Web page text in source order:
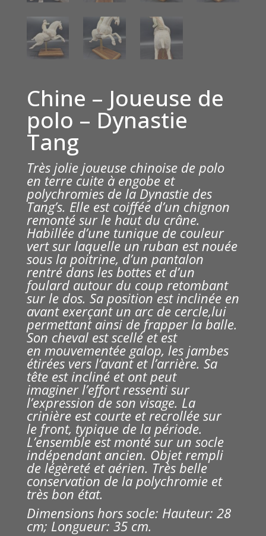
Chine – Joueuse de
polo – Dynastie
Tang
Très jolie joueuse chinoise de polo
en terre cuite à engobe et
polychromies de la Dynastie des
Tang’s. Elle est coiffée d’un chignon
remonté sur le haut du crâne.
Habillée d’une tunique de couleur
vert sur laquelle un ruban est nouée
sous la poitrine, d’un pantalon
rentré dans les bottes et d’un
foulard autour du coup retombant
sur le dos. Sa position est inclinée en
avant exerçant un arc de cercle,lui
permettant ainsi de frapper la balle.
Son cheval est scellé et est
en mouvementée galop, les jambes
étirées vers l’avant et l’arrière. Sa
tête est incliné et ont peut
imaginer l’effort ressenti sur
l’expression de son visage. La
crinière est courte et recrollée sur
le front, typique de la période.
L’ensemble est monté sur un socle
indépendant ancien. Objet rempli
de légèreté et aérien. Très belle
conservation de la polychromie et
très bon état.
Dimensions hors socle: Hauteur: 28
cm; Longueur: 35 cm.